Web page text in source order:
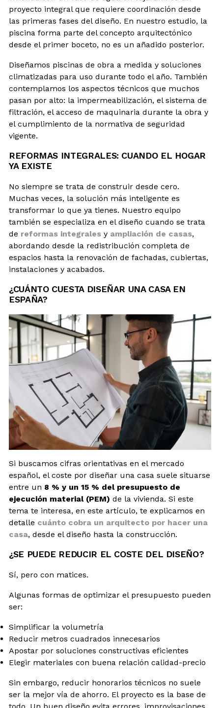
proyecto integral que requiere coordinación desde
las primeras fases del diseño. En nuestro estudio, la
piscina forma parte del concepto arquitectónico
desde el primer boceto, no es un añadido posterior.
Diseñamos piscinas de obra a medida y soluciones
climatizadas para uso durante todo el año. También
contemplamos los aspectos técnicos que muchos
pasan por alto: la impermeabilización, el sistema de
filtración, el acceso de maquinaria durante la obra y
el cumplimiento de la normativa de seguridad
vigente.
REFORMAS INTEGRALES: CUANDO EL HOGAR
YA EXISTE
No siempre se trata de construir desde cero.
Muchas veces, la solución más inteligente es
transformar lo que ya tienes. Nuestro equipo
también se especializa en el diseño cuando se trata
de reformas integrales y ampliación de casas,
abordando desde la redistribución completa de
espacios hasta la renovación de fachadas, cubiertas,
instalaciones y acabados.
¿CUÁNTO CUESTA DISEÑAR UNA CASA EN
ESPAÑA?
Si buscamos cifras orientativas en el mercado
español, el coste por diseñar una casa suele situarse
entre un 8 % y un 15 % del presupuesto de
ejecución material (PEM) de la vivienda. Si este
tema te interesa, en este artículo, te explicamos en
detalle cuánto cobra un arquitecto por hacer una
casa, desde el diseño hasta la construcción.
¿SE PUEDE REDUCIR EL COSTE DEL DISEÑO?
Sí, pero con matices.
Algunas formas de optimizar el presupuesto pueden
ser:
Simplificar la volumetría
Reducir metros cuadrados innecesarios
Apostar por soluciones constructivas eficientes
Elegir materiales con buena relación calidad-precio
Sin embargo, reducir honorarios técnicos no suele
ser la mejor vía de ahorro. El proyecto es la base de